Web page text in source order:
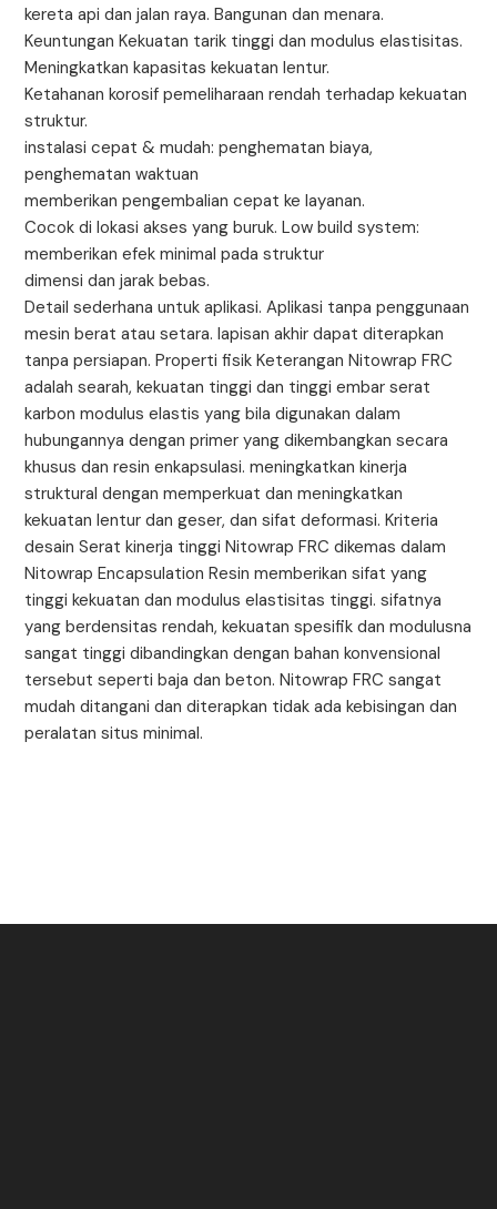
kereta api dan jalan raya. Bangunan dan menara.
Keuntungan Kekuatan tarik tinggi dan modulus elastisitas.
Meningkatkan kapasitas kekuatan lentur.
Ketahanan korosif pemeliharaan rendah terhadap kekuatan
struktur.
instalasi cepat & mudah: penghematan biaya,
penghematan waktuan
memberikan pengembalian cepat ke layanan.
Cocok di lokasi akses yang buruk. Low build system:
memberikan efek minimal pada struktur
dimensi dan jarak bebas.
Detail sederhana untuk aplikasi. Aplikasi tanpa penggunaan
mesin berat atau setara. lapisan akhir dapat diterapkan
tanpa persiapan. Properti fisik Keterangan Nitowrap FRC
adalah searah, kekuatan tinggi dan tinggi embar serat
karbon modulus elastis yang bila digunakan dalam
hubungannya dengan primer yang dikembangkan secara
khusus dan resin enkapsulasi. meningkatkan kinerja
struktural dengan memperkuat dan meningkatkan
kekuatan lentur dan geser, dan sifat deformasi. Kriteria
desain Serat kinerja tinggi Nitowrap FRC dikemas dalam
Nitowrap Encapsulation Resin memberikan sifat yang
tinggi kekuatan dan modulus elastisitas tinggi. sifatnya
yang berdensitas rendah, kekuatan spesifik dan modulusna
sangat tinggi dibandingkan dengan bahan konvensional
tersebut seperti baja dan beton. Nitowrap FRC sangat
mudah ditangani dan diterapkan tidak ada kebisingan dan
peralatan situs minimal.